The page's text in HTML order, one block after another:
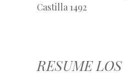
Castilla 1492
RESUME LOS